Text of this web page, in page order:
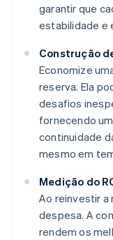
garantir que
estabilidade e
Construção
Economize
reserva. Ela
desafios
fornecendo
continuidade
mesmo em
Medição do
Ao reinvestir a
despesa. A
rendem os